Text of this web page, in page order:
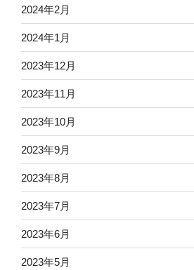
2024年2月
2024年1月
2023年12月
2023年11月
2023年10月
2023年9月
2023年8月
2023年7月
2023年6月
2023年5月